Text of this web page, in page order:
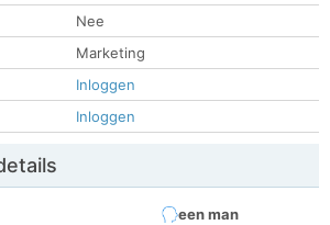
Nee
Marketing
Inloggen
Inloggen
een man